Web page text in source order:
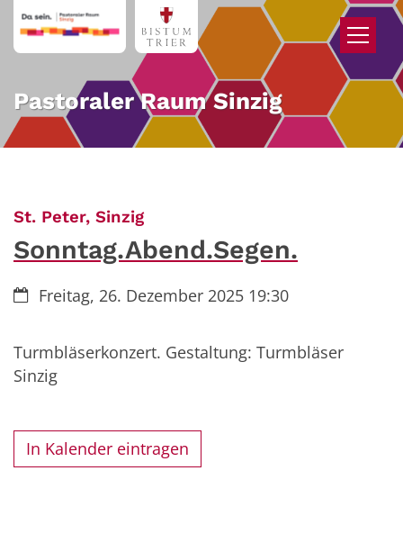
Zum Inhalt springen
Pastoraler Raum Sinzig
St. Peter, Sinzig:
Sonntag.Abend.Segen.
Datum:Freitag, 26. Dezember 2025 19:30
Turmbläserkonzert. Gestaltung: Turmbläser
Sinzig
In Kalender eintragen